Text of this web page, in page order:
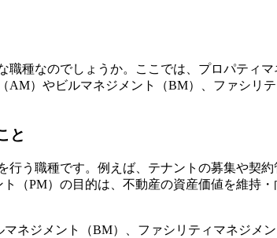
種なのでしょうか。ここでは、プロパティマ
AM）やビルマネジメント（BM）、ファシリ
と
う職種です。例えば、テナントの募集や契
（PM）の目的は、不動産の資産価値を維持・
ネジメント（BM）、ファシリティマネジメ